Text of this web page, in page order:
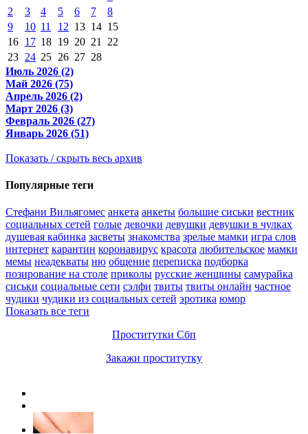
2
3 4 5 6 7
8
9
10 11 12 13 14 15
16 17 18 19 20 21
22
23 24 25 26 27 28
Июль 2026 (2)
Май 2026 (75)
Апрель 2026 (2)
Март 2026 (3)
Февраль 2026 (27)
Январь 2026 (51)
Показать / скрыть весь архив
Популярные теги
Стефани Вильягомес анкета анкеты большие сиськи вестник
социальных сетей голые девочки девушки девушки в чулках
душевая кабинка засветы знакомства зрелые мамки игра слов
интернет карантин коронавирус красота любительское мамки
мемы неадекваты ню общение переписка подборка
позирование на столе приколы русские женщины самурайка
сиськи социальные сети сэлфи твиты твиты онлайн частное
чудики чудики из социальных сетей эротика юмор
Показать все теги
Проститутки Сбп
Закажи проститутку